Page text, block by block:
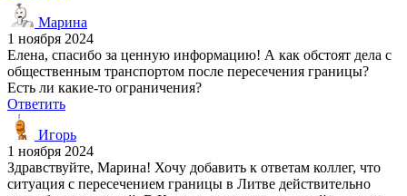
Марина
1 ноября 2024
Елена, спасибо за ценную информацию! А как обстоят дела с
общественным транспортом после пересечения границы?
Есть ли какие-то ограничения?
Ответить
Игорь
1 ноября 2024
Здравствуйте, Марина! Хочу добавить к ответам коллег, что
ситуация с пересечением границы в Литве действительно